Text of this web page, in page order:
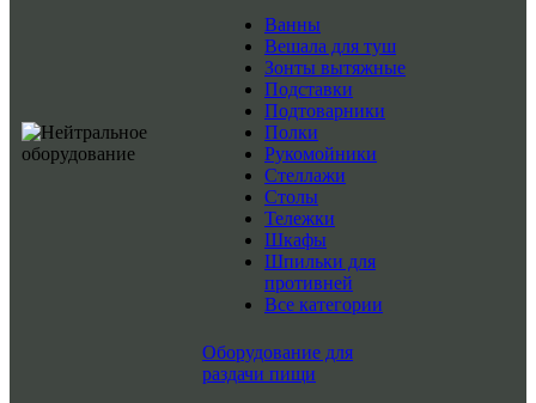
Ванны
Вешала для туш
Зонты вытяжные
Подставки
Подтоварники
Полки
Рукомойники
Стеллажи
Столы
Тележки
Шкафы
Шпильки для
противней
Все категории
Оборудование для
раздачи пищи